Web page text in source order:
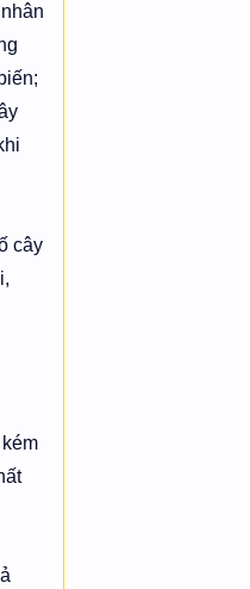
cây